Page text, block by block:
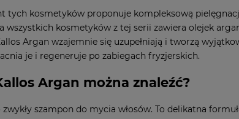
tych kosmetyków proponuje kompleksową
wszystkich kosmetyków z tej serii zawiera olejek
Argan wzajemnie się uzupełniają i tworzą
je i regeneruje po zabiegach fryzjerskich.
Argan można znaleźć?
szampon do mycia włosów. To delikatna